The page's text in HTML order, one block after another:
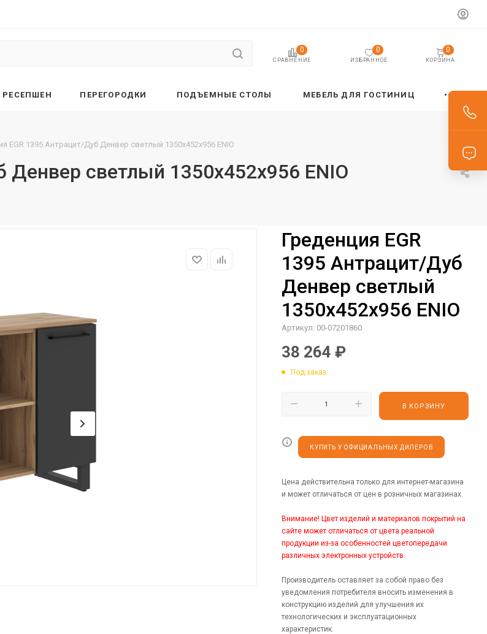
СРАВНЕНИЕ
0
ИЗБРАННОЕ
0
КОРЗИНА
0
РЕСЕПШЕН ПЕРЕГОРОДКИ ПОДЪЕМНЫЕ СТОЛЫ МЕБЕЛЬ ДЛЯ ГОСТИНИЦ
EGR 1395 Антрацит/Дуб Денвер светлый 1350х452х956 ENIO
Денвер светлый 1350х452х956 ENIO
Греденция EGR
1395 Антрацит/Дуб
Денвер светлый
1350х452х956 ENIO
Артикул: 00-07201860
38 264 ₽
Под заказ
В КОРЗИНУ
КУПИТЬ У ОФИЦИАЛЬНЫХ ДИЛЕРОВ
Цена действительна только для интернет-магазина
и может отличаться от цен в розничных магазинах.
Внимание! Цвет изделий и материалов покрытий на
сайте может отличаться от цвета реальной
продукции из-за особенностей цветопередачи
различных электронных устройств.
Производитель оставляет за собой право без
уведомления потребителя вносить изменения в
конструкцию изделий для улучшения их
технологических и эксплуатационных
характеристик.